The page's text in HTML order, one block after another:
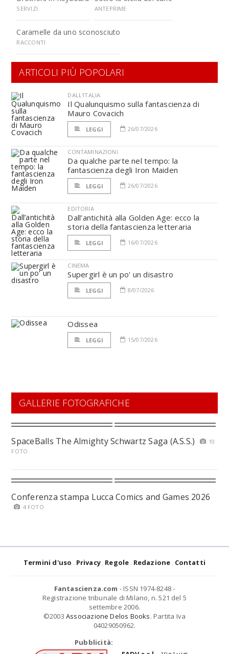
SERVIZI ANTEPRIME
Caramelle da uno sconosciuto
RACCONTI
ARTICOLI PIÙ POPOLARI
DALL'ITALIA
Il Qualunquismo sulla fantascienza di
Mauro Covacich
LEGGI 26/07/2026
CONTAMINAZIONI
Da qualche parte nel tempo: la
fantascienza degli Iron Maiden
LEGGI 26/07/2026
EDITORIA
Dall’antichità alla Golden Age: ecco la
storia della fantascienza letteraria
LEGGI 16/07/2026
CINEMA
Supergirl è un po' un disastro
LEGGI 8/07/2026
Odissea
LEGGI 15/07/2026
GALLERIE FOTOGRAFICHE
SpaceBalls The Almighty Schwartz Saga (A.S.S.)
10
FOTO
Conferenza stampa Lucca Comics and Games 2026
4 FOTO
Termini d'uso Privacy Regole Redazione Contatti
Fantascienza.com - ISSN 1974-8248 -
Registrazione tribunale di Milano, n. 521 del 5
settembre 2006.
©2003 Associazione Delos Books. Partita Iva
04029050962.
Pubblicità: